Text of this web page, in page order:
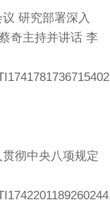
研究部署深入
奇主持并讲话 李
彻中央八项规定